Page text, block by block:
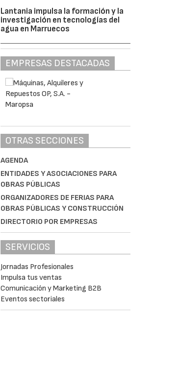
Lantania impulsa la formación y la
investigación en tecnologías del
agua en Marruecos
EMPRESAS DESTACADAS
OTRAS SECCIONES
AGENDA
ENTIDADES Y ASOCIACIONES PARA
OBRAS PÚBLICAS
ORGANIZADORES DE FERIAS PARA
OBRAS PÚBLICAS Y CONSTRUCCIÓN
DIRECTORIO POR EMPRESAS
SERVICIOS
Jornadas Profesionales
Impulsa tus ventas
Comunicación y Marketing B2B
Eventos sectoriales